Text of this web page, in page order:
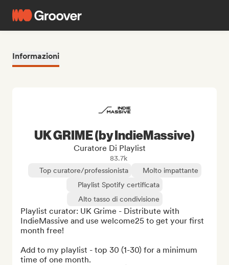
Informazioni
UK GRIME (by IndieMassive)
Curatore Di Playlist
83.7k
Top curatore/professionista
Molto impattante
Playlist Spotify certificata
Alto tasso di condivisione
Playlist curator: UK Grime - Distribute with
IndieMassive and use welcome25 to get your first
month free!
Add to my playlist - top 30 (1-30) for a minimum
time of one month.